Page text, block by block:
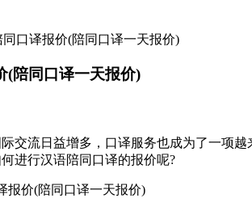
同口译报价(陪同口译一天报价)
(陪同口译一天报价)
流日益增多，口译服务也成为了一项越
进行汉语陪同口译的报价呢?